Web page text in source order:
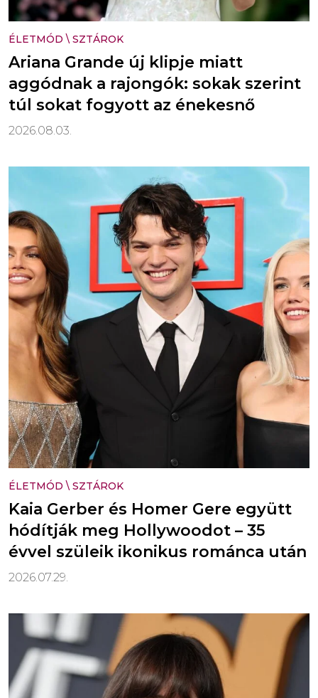
ÉLETMÓD \ SZTÁROK
Ariana Grande új klipje miatt
aggódnak a rajongók: sokak szerint
túl sokat fogyott az énekesnő
2026.08.03.
ÉLETMÓD \ SZTÁROK
Kaia Gerber és Homer Gere együtt
hódítják meg Hollywoodot – 35
évvel szüleik ikonikus románca után
2026.07.29.